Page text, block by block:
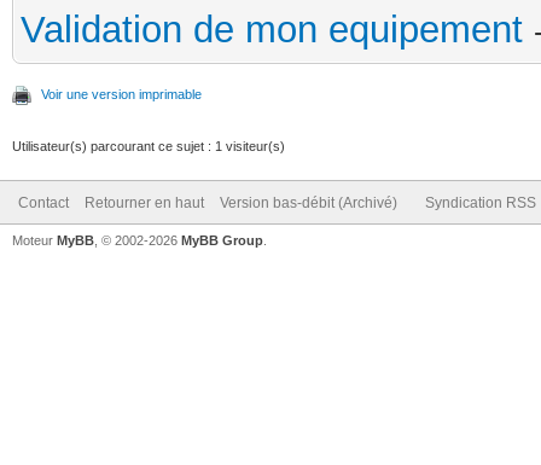
Validation de mon equipement
Voir une version imprimable
Utilisateur(s) parcourant ce sujet : 1 visiteur(s)
Contact Retourner en haut Version bas-débit (Archivé) Syndication RSS
Moteur MyBB , © 2002-2026 MyBB Group